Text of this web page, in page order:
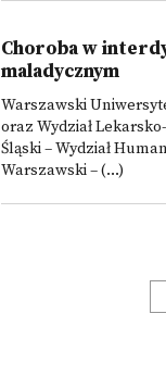
Choroba w
maladycznym
Warszawski
oraz Wydział
Śląski – Wydział
Warszawski – (...)